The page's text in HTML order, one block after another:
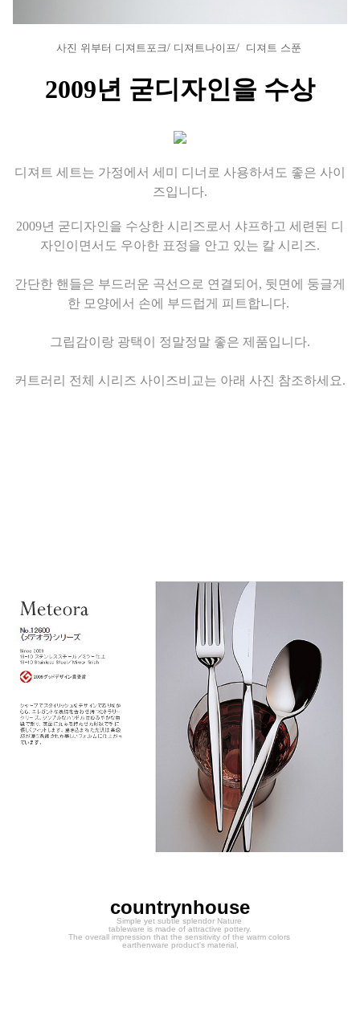
사진 위부터 디져트포크/ 디져트나이프/ 디져트 스푼
2009년 굳디자인을 수상
디져트 세트는 가정에서 세미 디너로 사용하셔도 좋은 사이
즈입니다.
2009년 굳디자인을 수상한 시리즈로서 샤프하고 세련된 디
자인이면서도 우아한 표정을 안고 있는 칼 시리즈.
간단한 핸들은 부드러운 곡선으로 연결되어, 뒷면에 둥글게
한 모양에서 손에 부드럽게 피트합니다.
그립감이랑 광택이 정말정말 좋은 제품입니다.
커트러리 전체 시리즈 사이즈비교는 아래 사진 참조하세요.
countrynhouse
Simple yet subtle splendor Nature
tableware is made of attractive pottery.
The overall impression that the sensitivity of the warm colors
earthenware product's material,